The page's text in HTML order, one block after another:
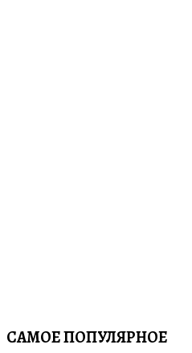
САМОЕ ПОПУЛЯРНОЕ